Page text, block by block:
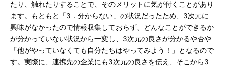
たり、触れたりすることで、そのメリットに気が付くことがあり
ます。もともと「3．分からない」の状況だったため、3次元に
興味がなかったので情報収集しておらず、どんなことができるか
が分かっていない状況から一変し、3次元の良さが分かるや否や
「他がやっていなくても自分たちはやってみよう！」となるので
す。実際に、連携先の企業にも3次元の良さを伝え、そこから3